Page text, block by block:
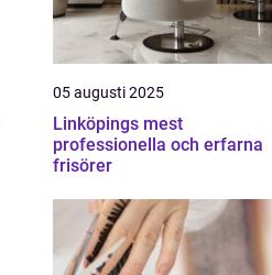
05 augusti 2025
Linköpings mest
professionella och erfarna
frisörer